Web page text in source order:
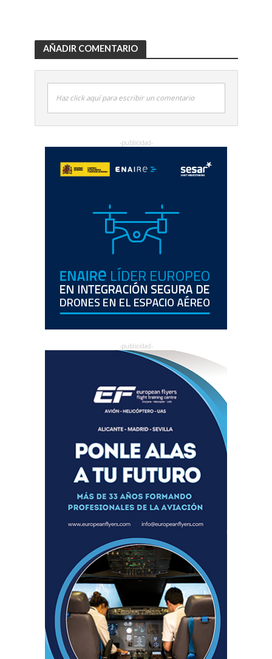
AÑADIR COMENTARIO
Haz click aquí para escribir un comentario